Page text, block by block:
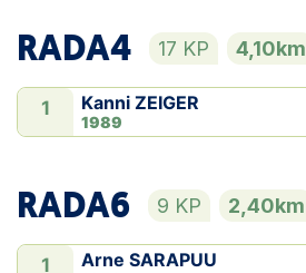
RADA4 17 KP 4,10km
1 Kanni ZEIGER
1989
RADA6 9 KP 2,40km
1 Arne SARAPUU